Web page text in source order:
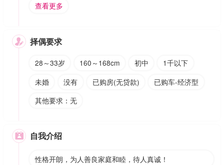
查看更多
 择偶要求
28～33岁 160～168cm 初中
1千以下
未婚
没有 已购房(无贷款)
已购车-经济型
其他要求：无
 自我介绍
性格开朗，为人善良家庭和睦，待人真诚！